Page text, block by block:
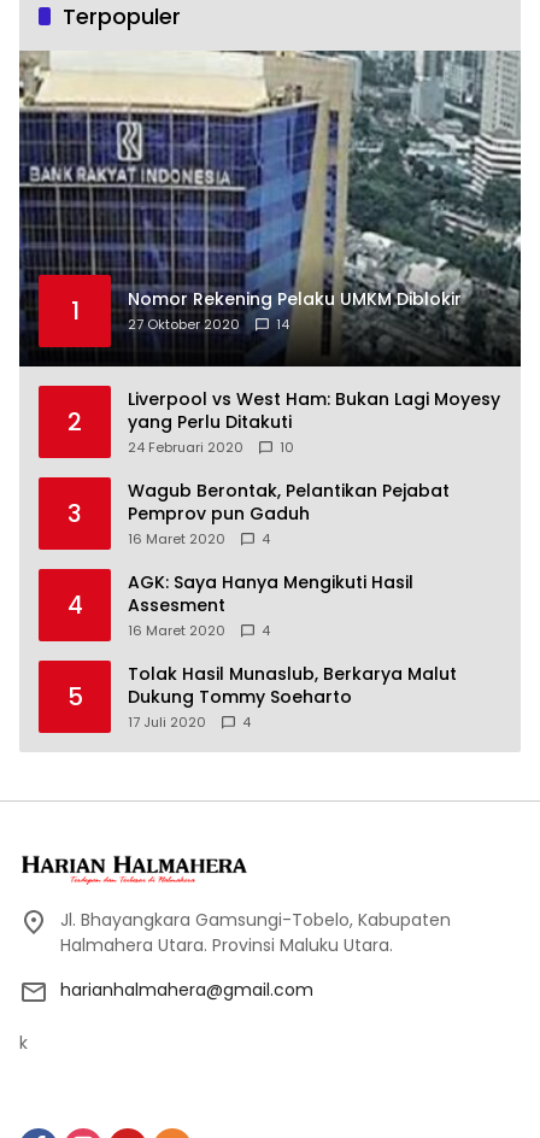
Terpopuler
1 Nomor Rekening Pelaku UMKM Diblokir
27 Oktober 2020 14
2
Liverpool vs West Ham: Bukan Lagi Moyesy
yang Perlu Ditakuti
24 Februari 2020 10
3
Wagub Berontak, Pelantikan Pejabat
Pemprov pun Gaduh
16 Maret 2020 4
4
AGK: Saya Hanya Mengikuti Hasil
Assesment
16 Maret 2020 4
5
Tolak Hasil Munaslub, Berkarya Malut
Dukung Tommy Soeharto
17 Juli 2020 4
Jl. Bhayangkara Gamsungi-Tobelo, Kabupaten
Halmahera Utara. Provinsi Maluku Utara.
harianhalmahera@gmail.com
k